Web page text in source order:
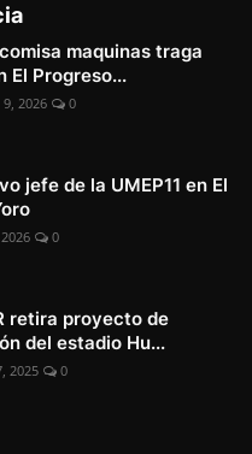
maquinas traga
El Progreso...
2026 0
jefe de la UMEP11 en El
0
retira proyecto de
del estadio Hu...
2025 0